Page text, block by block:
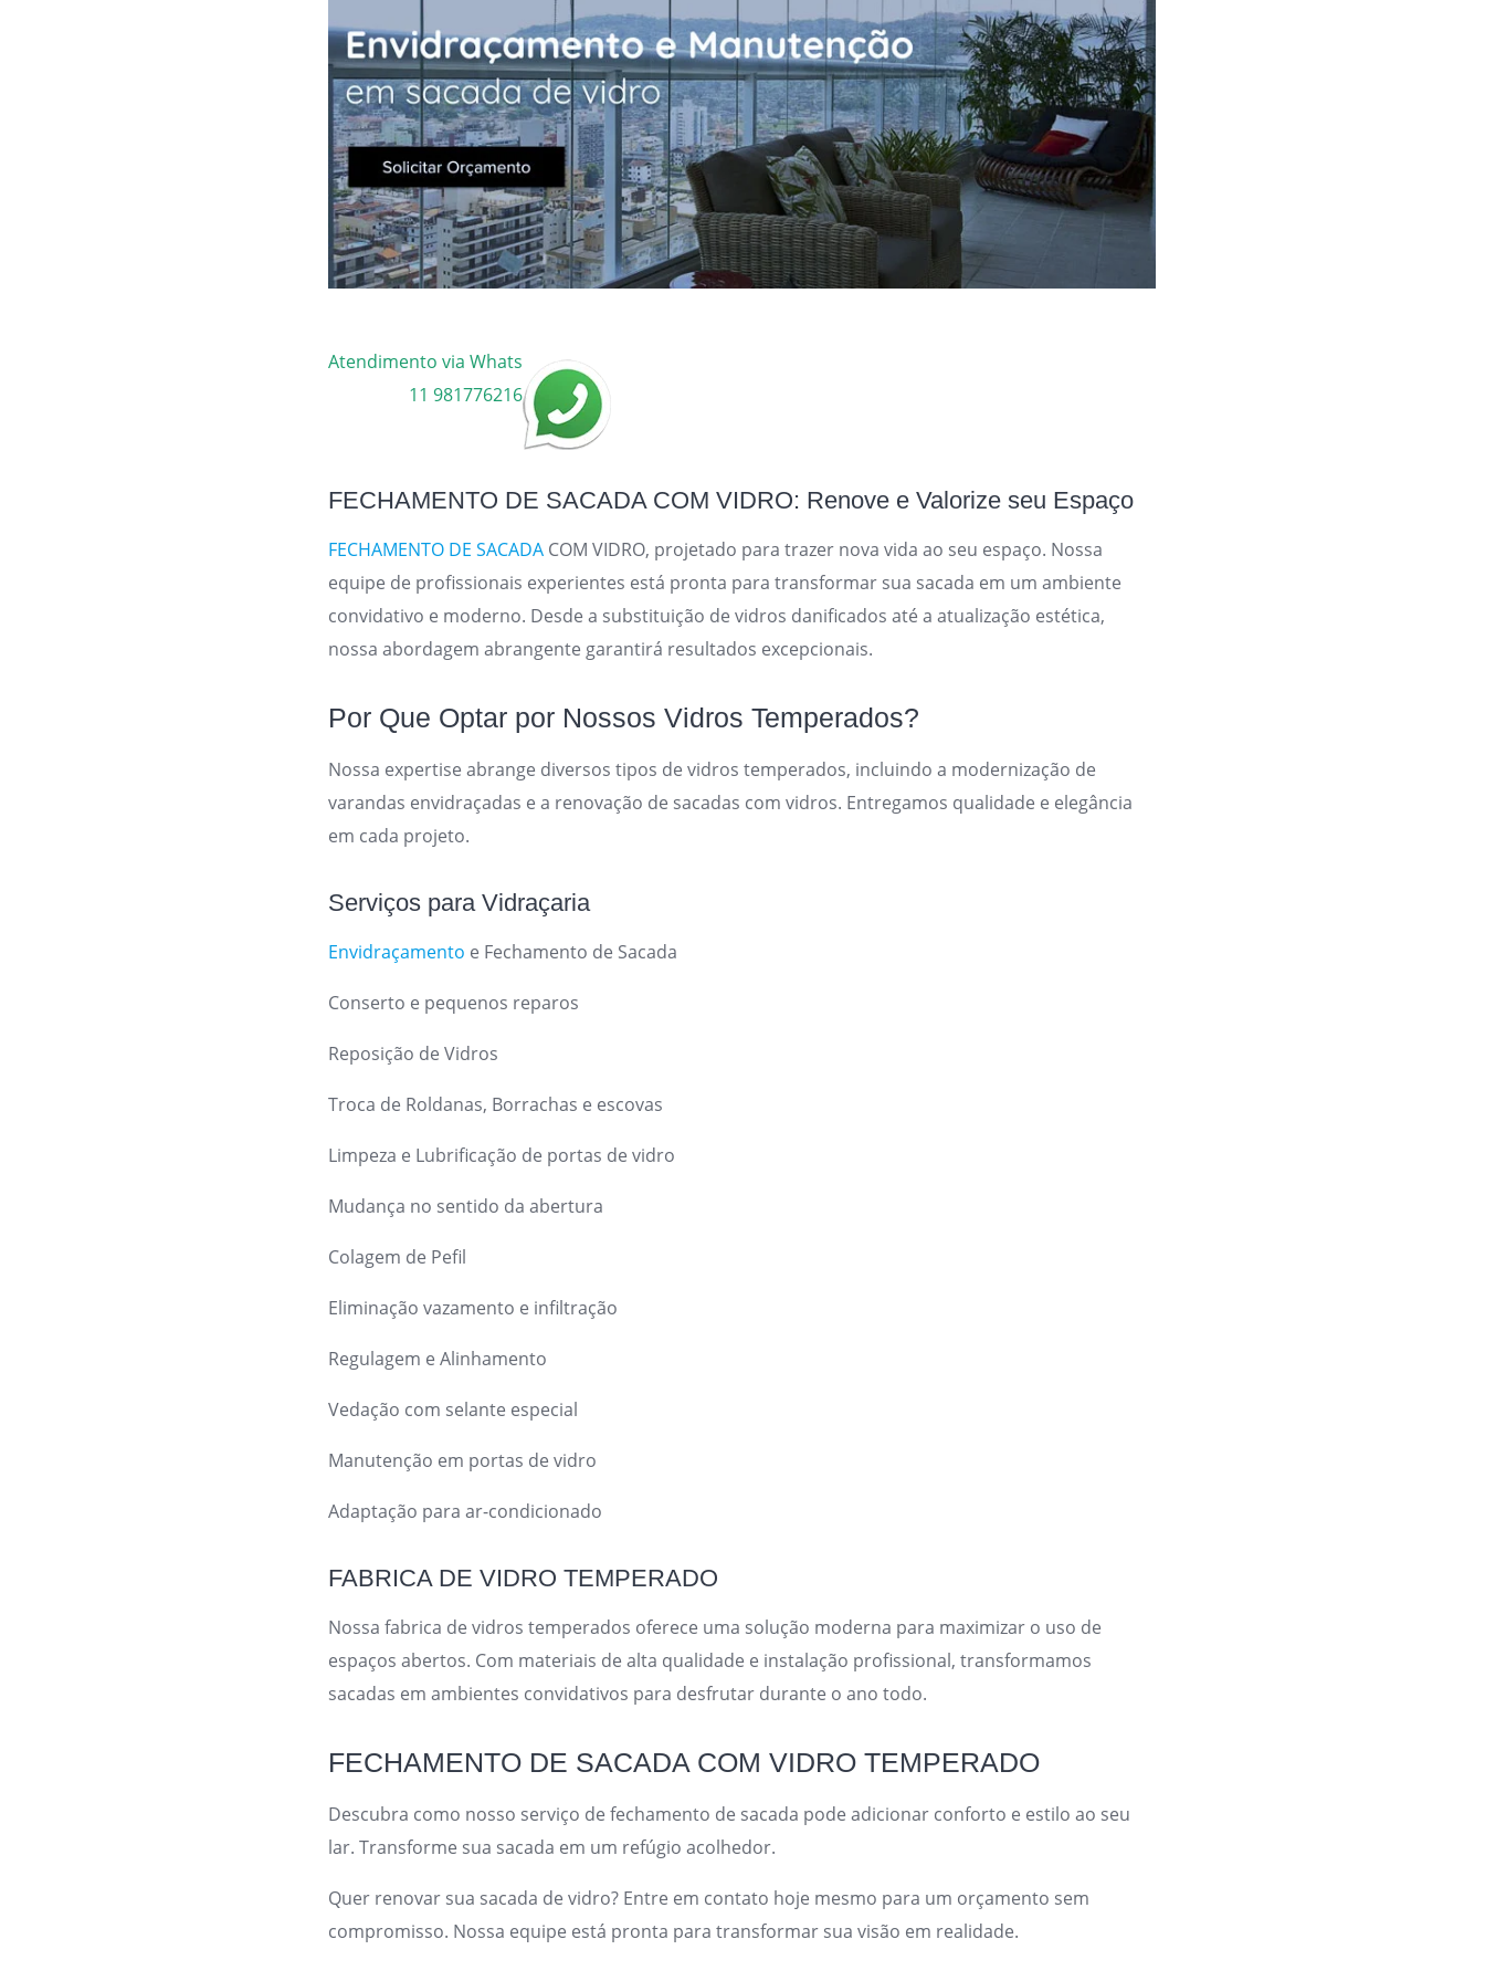
Atendimento via Whats
11 981776216
FECHAMENTO DE SACADA COM VIDRO: Renove e Valorize seu Espaço
FECHAMENTO DE SACADA COM VIDRO, projetado para trazer nova vida ao seu espaço. Nossa
equipe de profissionais experientes está pronta para transformar sua sacada em um ambiente
convidativo e moderno. Desde a substituição de vidros danificados até a atualização estética,
nossa abordagem abrangente garantirá resultados excepcionais.
Por Que Optar por Nossos Vidros Temperados?
Nossa expertise abrange diversos tipos de vidros temperados, incluindo a modernização de
varandas envidraçadas e a renovação de sacadas com vidros. Entregamos qualidade e elegância
em cada projeto.
Serviços para Vidraçaria
Envidraçamento e Fechamento de Sacada
Conserto e pequenos reparos
Reposição de Vidros
Troca de Roldanas, Borrachas e escovas
Limpeza e Lubrificação de portas de vidro
Mudança no sentido da abertura
Colagem de Pefil
Eliminação vazamento e infiltração
Regulagem e Alinhamento
Vedação com selante especial
Manutenção em portas de vidro
Adaptação para ar-condicionado
FABRICA DE VIDRO TEMPERADO
Nossa fabrica de vidros temperados oferece uma solução moderna para maximizar o uso de
espaços abertos. Com materiais de alta qualidade e instalação profissional, transformamos
sacadas em ambientes convidativos para desfrutar durante o ano todo.
FECHAMENTO DE SACADA COM VIDRO TEMPERADO
Descubra como nosso serviço de fechamento de sacada pode adicionar conforto e estilo ao seu
lar. Transforme sua sacada em um refúgio acolhedor.
Quer renovar sua sacada de vidro? Entre em contato hoje mesmo para um orçamento sem
compromisso. Nossa equipe está pronta para transformar sua visão em realidade.